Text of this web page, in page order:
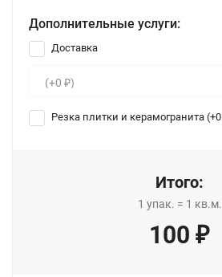
Дополнительные услуги:
Доставка
Резка плитки и керамогранита (+0
Итого:
1 упак. = 1 кв.м.
100 ₽